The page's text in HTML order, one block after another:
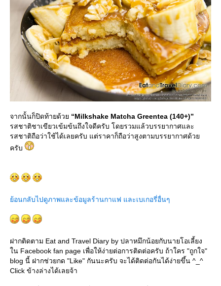
จากนั้นก็ปิดท้ายด้ว “Milkshake Matcha Greentea (140+)”
รสชาติชาเขียวเข้มข้นถึงใจดีครับ โดยรวมแล้วบรรยากาศและ
รสชาติถือว่าใช้ได้เลยครับ แต่ราคาก็ถือว่าสูงตามบรรยากาศด้ว
ครับ
้อนกลับไปดูภาพและข้อมูลร้านกาแฟ และเบเกอรี่อื่นๆ
ฝากติดตาม Eat and Travel Diary by ปลาหมึกน้อยกับนายโอเลี้ยง
น Facebook fan page เพื่อให้ง่ายต่อการติดต่อครับ ถ้าใคร "ถูกใจ"
blog นี้ ฝากช่วยกด "Like" กันนะครับ จะได้ติดต่อกันได้ง่ายขึ้น ^_^
Click ข้างล่างได้เลยจ้า